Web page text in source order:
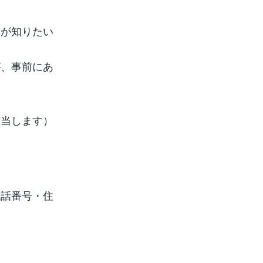
知りたい
事前にあ
します）
番号・住